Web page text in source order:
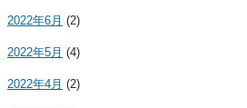
2022年6月 (2)
2022年5月 (4)
2022年4月 (2)